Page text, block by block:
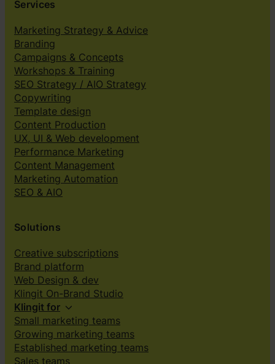
Services
Marketing Strategy & Advice
Branding
Campaigns & Concepts
Workshops & Training
SEO Strategy / AIO Strategy
Copywriting
Template design
Content Production
UX, UI & Web development
Performance Marketing
Content Management
Marketing Automation
SEO & AIO
Solutions
Creative subscriptions
Brand platform
Web Design & dev
Klingit On-Brand Studio
Klingit for
Small marketing teams
Growing marketing teams
Established marketing teams
Sales teams